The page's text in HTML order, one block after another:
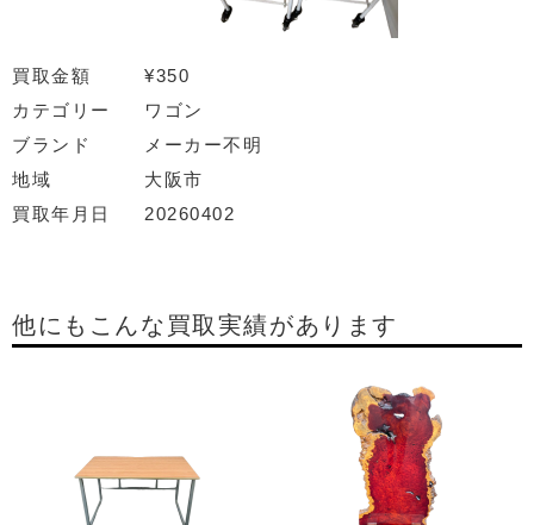
買取金額
¥350
カテゴリー
ワゴン
ブランド
メーカー不明
地域
大阪市
買取年月日
20260402
他にもこんな買取実績があります